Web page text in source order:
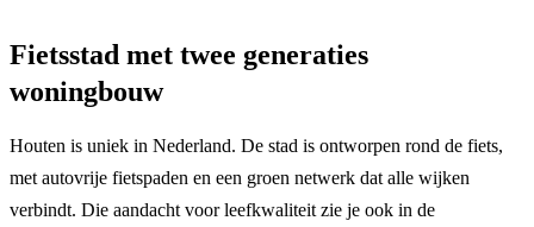
Fietsstad met twee generaties
woningbouw
Houten is uniek in Nederland. De stad is ontworpen rond de fiets,
met autovrije fietspaden en een groen netwerk dat alle wijken
verbindt. Die aandacht voor leefkwaliteit zie je ook in de